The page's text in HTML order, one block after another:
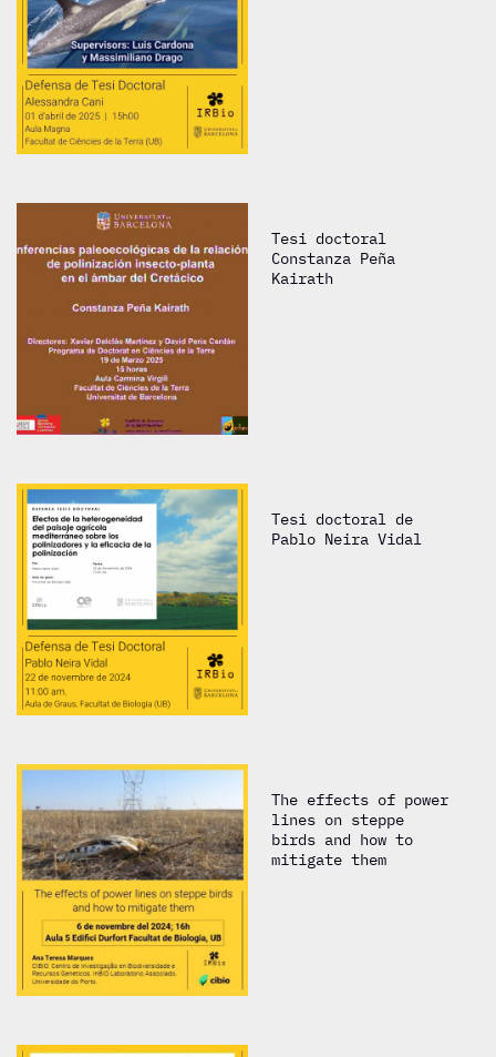
Tesi doctoral
Constanza Peña
Kairath
Tesi doctoral de
Pablo Neira Vidal
The effects of power
lines on steppe
birds and how to
mitigate them